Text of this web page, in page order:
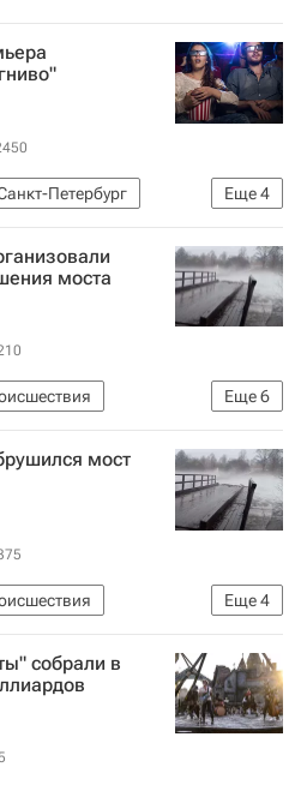
Еще4
Петербург
Антон Златопольский
моста
Еще6
район
МЧС России (Министерство РФ по делам гражданской обороны, чрезвычайным ситуациям и ликвидации последствий стихийных бедствий)
мост
Еще4
Хабаровский край
МЧС России (Министерство РФ по делам гражданской обороны, чрезвычайным ситуациям и ликвидации последствий стихийных бедствий)
собрали в